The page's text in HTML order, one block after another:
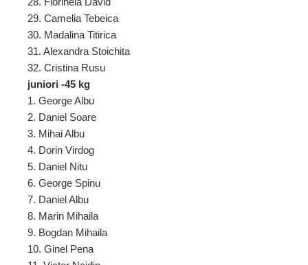
29. Camelia Tebeica
30. Madalina Titirica
31. Alexandra Stoichita
32. Cristina Rusu
juniori -45 kg
1. George Albu
2. Daniel Soare
3. Mihai Albu
4. Dorin Virdog
5. Daniel Nitu
6. George Spinu
7. Daniel Albu
8. Marin Mihaila
9. Bogdan Mihaila
10. Ginel Pena